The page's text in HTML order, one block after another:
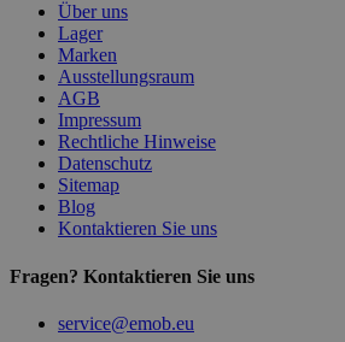
Über uns
Lager
Marken
Ausstellungsraum
AGB
Impressum
Rechtliche Hinweise
Datenschutz
Sitemap
Blog
Kontaktieren Sie uns
Fragen? Kontaktieren Sie uns
service@emob.eu